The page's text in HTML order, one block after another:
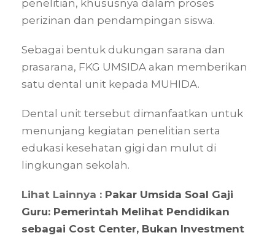
penelitian, khususnya dalam proses
perizinan dan pendampingan siswa.
Sebagai bentuk dukungan sarana dan
prasarana, FKG UMSIDA akan memberikan
satu dental unit kepada MUHIDA.
Dental unit tersebut dimanfaatkan untuk
menunjang kegiatan penelitian serta
edukasi kesehatan gigi dan mulut di
lingkungan sekolah.
Lihat Lainnya : Pakar Umsida Soal Gaji
Guru: Pemerintah Melihat Pendidikan
sebagai Cost Center, Bukan Investment